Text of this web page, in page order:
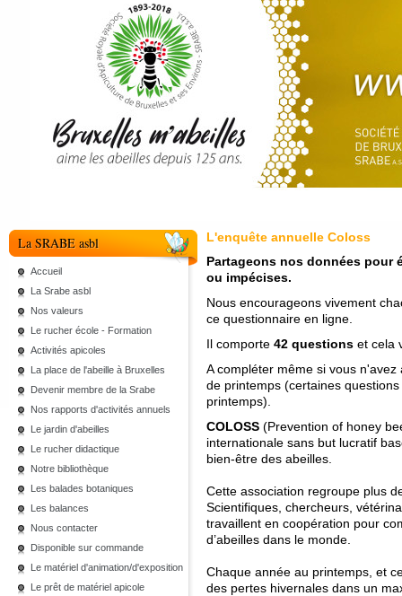
La SRABE asbl
Accueil
La Srabe asbl
Nos valeurs
Le rucher école - Formation
Activités apicoles
La place de l'abeille à Bruxelles
Devenir membre de la Srabe
Nos rapports d'activités annuels
Le jardin d'abeilles
Le rucher didactique
Notre bibliothèque
Les balades botaniques
Les balances
Nous contacter
Disponible sur commande
Le matériel d'animation/d'exposition
Le prêt de matériel apicole
L'enquête annuelle Coloss
Partageons nos données
ou impécises.
Nous encourageons vivement
ce questionnaire en ligne.
Il comporte 42 questions et cela
A compléter même si vous
de printemps (certaines
printemps).
COLOSS (Prevention of honey
internationale sans but lucratif
bien-être des abeilles.
Cette association regroupe plus
Scientifiques, chercheurs,
travaillent en coopération pour
d’abeilles dans le monde.
Chaque année au printemps, et
des pertes hivernales dans un